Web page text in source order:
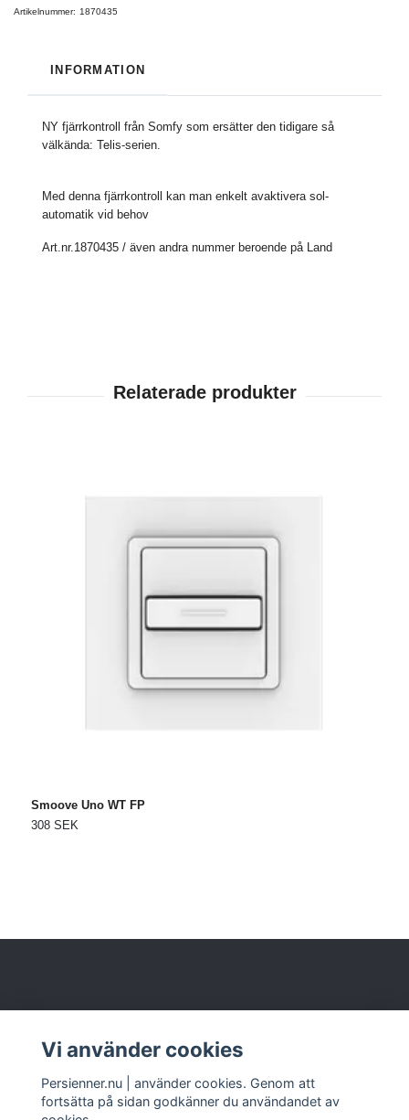
Artikelnummer: 1870435
INFORMATION
NY fjärrkontroll från Somfy som ersätter den tidigare så
välkända: Telis-serien.
Med denna fjärrkontroll kan man enkelt avaktivera sol-
automatik vid behov
Art.nr.1870435 / även andra nummer beroende på Land
Smoove Uno WT FP
308 SEK
Kundtjänst
Vi använder cookies
Persienner.nu | använder cookies. Genom att
fortsätta på sidan godkänner du användandet av